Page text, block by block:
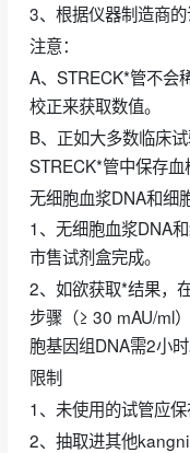
3、根据仪器制造商
注意：
A、STRECK*管不会
校正来获取数值。
B、正如大多数临床
STRECK*管中保存血
无细胞血浆DNA和细
1、无细胞血浆DNA
市售试剂盒完成。
2、如欲获取*结果，
步骤（≥ 30 mAU/ml
胞基因组DNA需2小时
限制
1、未使用的试管应
2、抽取进其他